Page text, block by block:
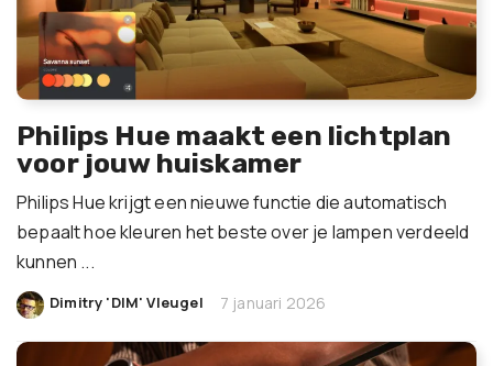
Philips Hue maakt een lichtplan
voor jouw huiskamer
Philips Hue krijgt een nieuwe functie die automatisch
bepaalt hoe kleuren het beste over je lampen verdeeld
kunnen ...
Dimitry 'DIM' Vleugel 7 januari 2026